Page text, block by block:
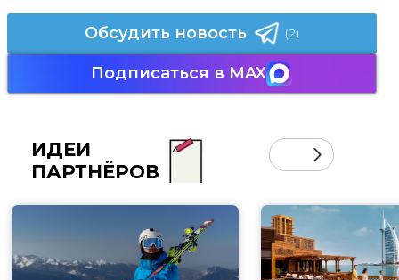
Обсудить новость (2)
Подписаться в MAX
ИДЕИ
ПАРТНЁРОВ